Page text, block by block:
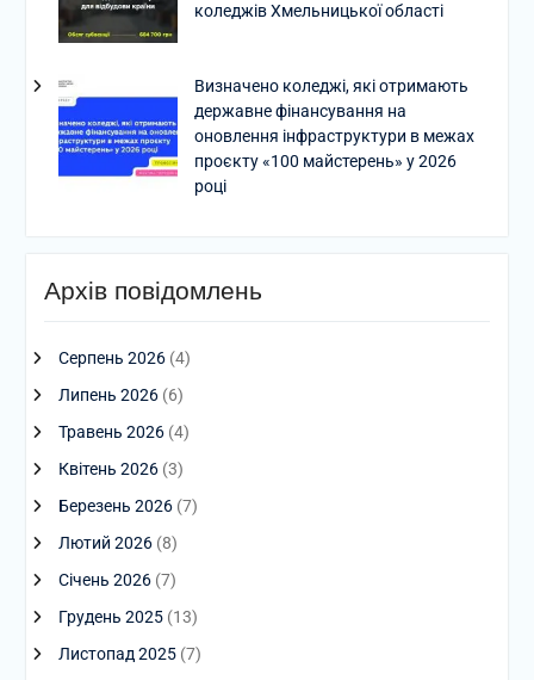
коледжів Хмельницької області
Визначено коледжі, які отримають
державне фінансування на
оновлення інфраструктури в межах
проєкту «100 майстерень» у 2026
році
Архів повідомлень
Серпень 2026(4)
Липень 2026(6)
Травень 2026(4)
Квітень 2026(3)
Березень 2026(7)
Лютий 2026(8)
Січень 2026(7)
Грудень 2025(13)
Листопад 2025(7)